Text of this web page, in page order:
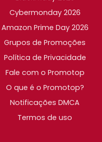
Cybermonday 2026
Amazon Prime Day 2026
Grupos de Promoções
Política de Privacidade
Fale com o Promotop
O que é o Promotop?
Notificações DMCA
Termos de uso